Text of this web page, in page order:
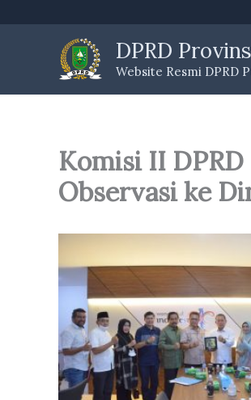
DPRD
Website Resmi DPRD
Komisi II
Observasi ke